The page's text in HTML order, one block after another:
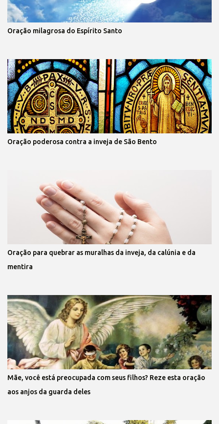
Oração milagrosa do Espírito Santo
Oração poderosa contra a inveja de São Bento
Oração para quebrar as muralhas da inveja, da calúnia e da
mentira
Mãe, você está preocupada com seus filhos? Reze esta oração
aos anjos da guarda deles